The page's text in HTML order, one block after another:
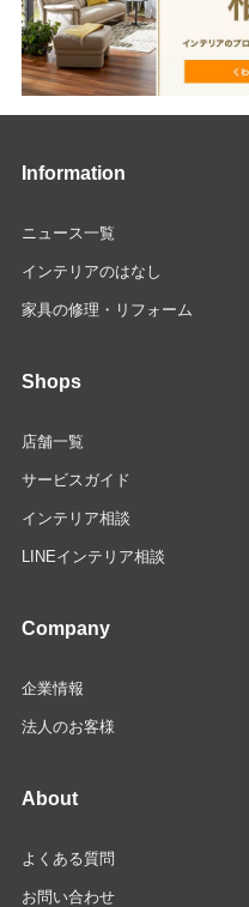
Information
ニュース一覧
インテリアのはなし
家具の修理・リフォーム
Shops
店舗一覧
サービスガイド
インテリア相談
LINEインテリア相談
Company
企業情報
法人のお客様
About
よくある質問
お問い合わせ